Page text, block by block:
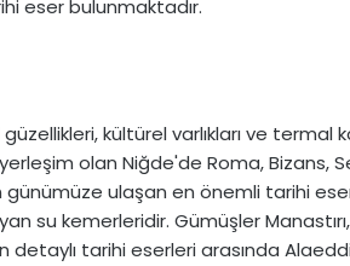
eser bulunmaktadır.
kültürel varlıkları ve
olan Niğde'de Roma, Bizans,
ulaşan en önemli tarihi
su kemerleridir. Gümüşler
detaylı tarihi eserleri arasında